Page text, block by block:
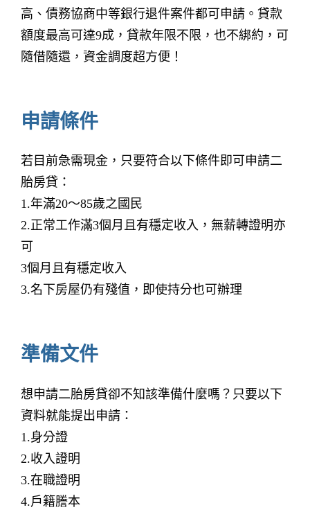
高、債務協商中等銀行退件案件都可申請。貸款
額度最高可達9成，貸款年限不限，也不綁約，可
隨借隨還，資金調度超方便！
申請條件
若目前急需現金，只要符合以下條件即可申請二
胎房貸：
1.年滿20～85歲之國民
2.正常工作滿3個月且有穩定收入，無薪轉證明亦
可
3個月且有穩定收入
3.名下房屋仍有殘值，即使持分也可辦理
準備文件
想申請二胎房貸卻不知該準備什麼嗎？只要以下
資料就能提出申請：
1.身分證
2.收入證明
3.在職證明
4.戶籍謄本